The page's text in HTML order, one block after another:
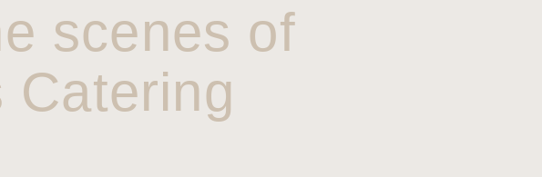
scenes of
Catering